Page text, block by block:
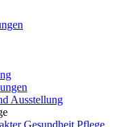
Ausstellung
Gesundheit Pflege